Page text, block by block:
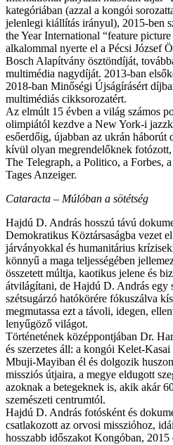
kategóriában (azzal a kongói
jelenlegi kiállítás irányul), 2015-ben
the Year International “feature
alkalommal nyerte el a Pécsi József
Bosch Alapítvány ösztöndíját,
multimédia nagydíját. 2013-ban
2018-ban Minőségi Újságírásért
multimédiás cikksorozatért.
Az elmúlt 15 évben a világ számos
olimpiától kezdve a New York-i
esőerdőig, újabban az ukrán háborút
kívül olyan megrendelőknek
The Telegraph, a Politico, a Forbes,
Tages Anzeiger.
Cataracta – Múlóban a sötétség
Hajdú D. András hosszú távú
Demokratikus Köztársaságba vezet
járványokkal és humanitárius
könnyű a maga teljességében
összetett múltja, kaotikus jelene és
átvilágítani, de Hajdú D. András egy
szétsugárzó hatókörére fókuszálva
megmutassa ezt a távoli, idegen,
lenyűgöző világot.
Történetének középpontjában Dr.
és szerzetes áll: a kongói Kelet-
Mbuji-Mayiban él és dolgozik
missziós útjaira, a megye eldugott
azoknak a betegeknek is, akik akár
szemészeti centrumtól.
Hajdú D. András fotósként és
csatlakozott az orvosi misszióhoz,
hosszabb időszakot Kongóban, 2015